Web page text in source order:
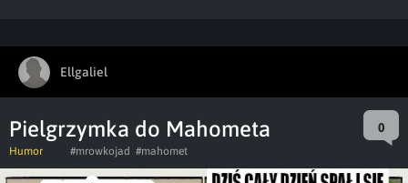
Ellgaliel
Pielgrzymka do Mahometa 0
Humor #mrowkojad #mahomet